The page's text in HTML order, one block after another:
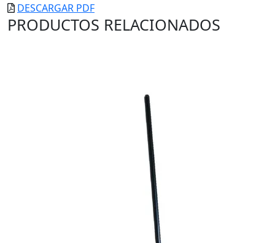
DESCARGAR PDF
PRODUCTOS RELACIONADOS